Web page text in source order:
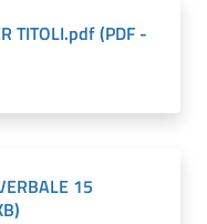
TITOLI.pdf(PDF -
15
)